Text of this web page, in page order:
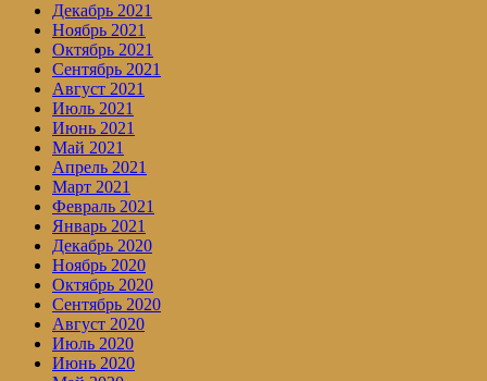
Декабрь 2021
Ноябрь 2021
Октябрь 2021
Сентябрь 2021
Август 2021
Июль 2021
Июнь 2021
Май 2021
Апрель 2021
Март 2021
Февраль 2021
Январь 2021
Декабрь 2020
Ноябрь 2020
Октябрь 2020
Сентябрь 2020
Август 2020
Июль 2020
Июнь 2020